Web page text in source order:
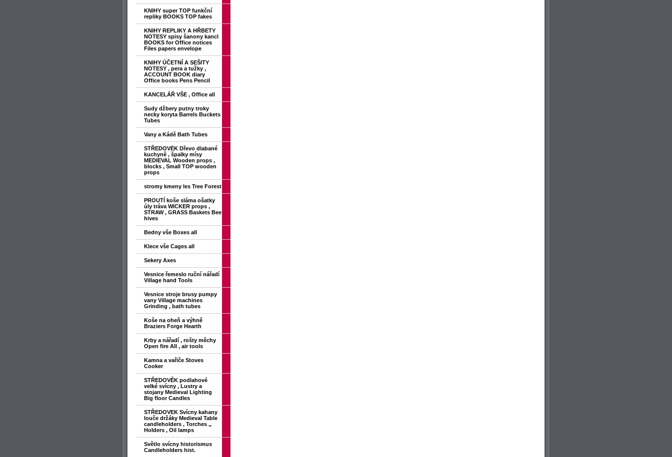
KNIHY super TOP funkční
repliky BOOKS TOP fakes
KNIHY REPLIKY A HŘBETY
NOTESY spisy šanony kancl
BOOKS for Office notices
Files papers envelope
KNIHY ÚČETNÍ A SEŠITY
NOTESY , pera a tužky ,
ACCOUNT BOOK diary
Office books Pens Pencil
KANCELÁŘ VŠE , Office all
Sudy džbery putny troky
necky koryta Barrels Buckets
Tubes
Vany a Kádě Bath Tubes
STŘEDOVĖK Dřevo dlabané
kuchyně , špalky mísy
MEDIEVAL Wooden props ,
blocks , Small TOP wooden
props
stromy kmeny les Tree Forest
PROUTÍ koše sláma ošatky
úly tráva WICKER props ,
STRAW , GRASS Baskets Bee
hives
Bedny vše Boxes all
Klece vše Cages all
Sekery Axes
Vesnice řemeslo ruční nářadí
Village hand Tools
Vesnice stroje brusy pumpy
vany Village machines
Grinding , bath tubes
Koše na oheň a výhně
Braziers Forge Hearth
Krby a nářadí , rošty měchy
Open fire All , air tools
Kamna a vařiče Stoves
Cooker
STŘEDOVĚK podlahové
velké svícny , Lustry a
stojany Medieval Lighting
Big floor Candles
STŘEDOVEK Svícny kahany
louče držáky Medieval Table
candleholders , Torches ,,
Holders , Oil lamps
Světlo svícny historismus
Candleholders hist.